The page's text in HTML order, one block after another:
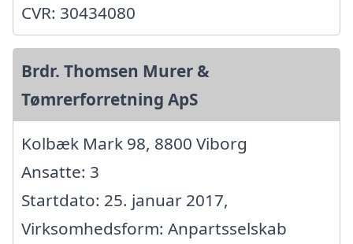
CVR: 30434080
Brdr. Thomsen Murer &
Tømrerforretning ApS
Kolbæk Mark 98, 8800 Viborg
Ansatte: 3
Startdato: 25. januar 2017,
Virksomhedsform: Anpartsselskab